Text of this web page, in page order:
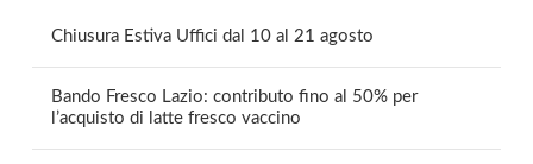
Chiusura Estiva Uffici dal 10 al 21 agosto
Bando Fresco Lazio: contributo fino al 50% per
l’acquisto di latte fresco vaccino